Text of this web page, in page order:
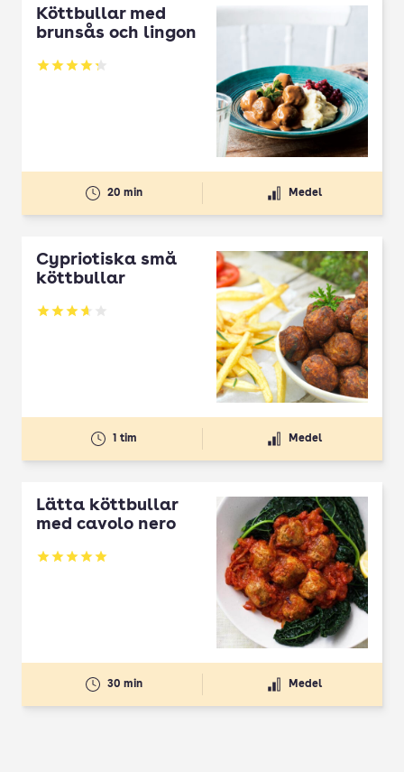
Köttbullar med
brunsås och lingon
Betyg: 4.29 av 5
20 min Medel
Cypriotiska små
köttbullar
Betyg: 3.67 av 5
1 tim Medel
Lätta köttbullar
med cavolo nero
Betyg: 5 av 5
30 min Medel